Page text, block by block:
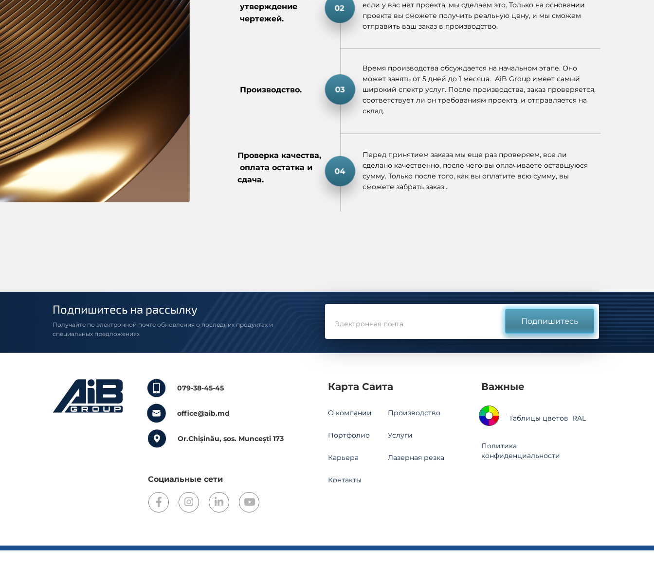
утверждение
чертежей.
Производство.
Проверка качества,
оплата остатка и
сдача.
если у вас нет проекта, мы сделаем это. Только на основании
проекта вы сможете получить реальную цену, и мы сможем
отправить ваш заказ в производство.
Время производства обсуждается на начальном этапе. Оно
может занять от 5 дней до 1 месяца. AiB Group имеет самый
широкий спектр услуг. После производства, заказ проверяется,
соответствует ли он требованиям проекта, и отправляется на
склад.
Перед принятием заказа мы еще раз проверяем, все ли
сделано качественно, после чего вы оплачиваете оставшуюся
сумму. Только после того, как вы оплатите всю сумму, вы
сможете забрать заказ..
Подпишитесь на рассылку
Получайте по электронной почте обновления о последних продуктах и
специальных предложениях
Электронная почта Подпишитесь
079-38-45-45
office@aib.md
Or.Chișinău, șos. Muncești 173
Социальные сети
Карта Саита
О компании
Портфолио
Карьера
Контакты
Производство
Услуги
Лазерная резка
Важные
Таблицы цветов RAL
Политика
конфиденциальности